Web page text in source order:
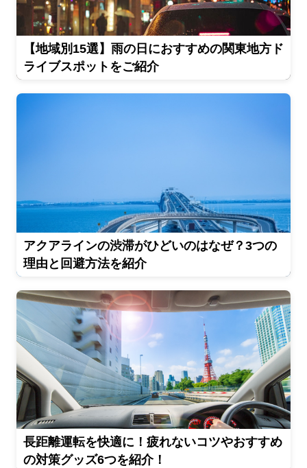
【地域別15選】雨の日におすすめの関東地方ド
ライブスポットをご紹介
アクアラインの渋滞がひどいのはなぜ？3つの
理由と回避方法を紹介
長距離運転を快適に！疲れないコツやおすすめ
の対策グッズ6つを紹介！